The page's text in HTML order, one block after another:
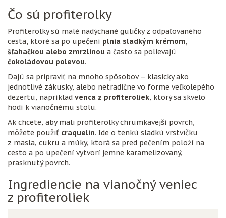
Čo sú profiterolky
Profiterolky sú malé nadýchané guličky z odpaľovaného
cesta, ktoré sa po upečení plnia sladkým krémom,
šľahačkou alebo zmrzlinou a často sa polievajú
čokoládovou polevou.
Dajú sa pripraviť na mnoho spôsobov – klasicky ako
jednotlivé zákusky, alebo netradične vo forme veľkolepého
dezertu, napríklad venca z profiteroliek, ktorý sa skvelo
hodí k vianočnému stolu.
Ak chcete, aby mali profiterolky chrumkavejší povrch,
môžete použiť craquelin. Ide o tenkú sladkú vrstvičku
z masla, cukru a múky, ktorá sa pred pečením položí na
cesto a po upečení vytvorí jemne karamelizovaný,
prasknutý povrch.
Ingrediencie na vianočný veniec
z profiteroliek